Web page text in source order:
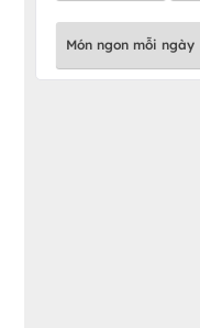
Món ngon mỗi ngày